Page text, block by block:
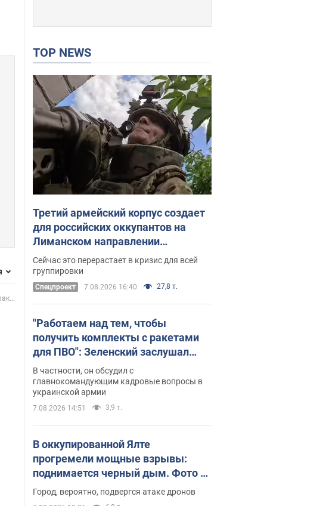
TOP NEWS
Третий армейский корпус создает
для российских оккупантов на
Лиманском направлении
критический дискомфорт: как это
удалось
Сейчас это перерастает в кризис для всей
группировки
Спецпроект 7.08.2026 16:40 27,8 т.
"Работаем над тем, чтобы
получить комплекты с ракетами
для ПВО": Зеленский заслушал
доклад Драпатого и объявил о
новых мерах
В частности, он обсудил с
главнокомандующим кадровые вопросы в
украинской армии
7.08.2026 14:51 3,9 т.
В оккупированной Ялте
прогремели мощные взрывы:
поднимается черный дым. Фото и
видео
Город, вероятно, подвергся атаке дронов